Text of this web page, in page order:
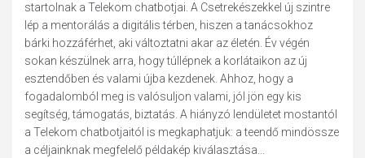
startolnak a Telekom chatbotjai. A Csetrekészekkel új szintre
lép a mentorálás a digitális térben, hiszen a tanácsokhoz
bárki hozzáférhet, aki változtatni akar az életén. Év végén
sokan készülnek arra, hogy túllépnek a korlátaikon az új
esztendőben és valami újba kezdenek. Ahhoz, hogy a
fogadalomból meg is valósuljon valami, jól jön egy kis
segítség, támogatás, biztatás. A hiányzó lendületet mostantól
a Telekom chatbotjaitól is megkaphatjuk: a teendő mindössze
a céljainknak megfelelő példakép kiválasztása...